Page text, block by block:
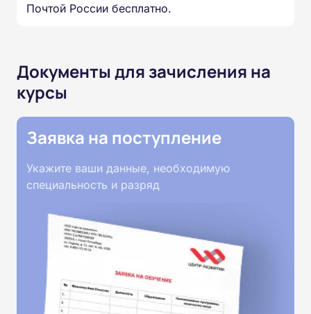
Почтой России бесплатно.
Документы для зачисления на
курсы
Заявка на поступление
Укажите ваши данные, необходимую
специальность и разряд